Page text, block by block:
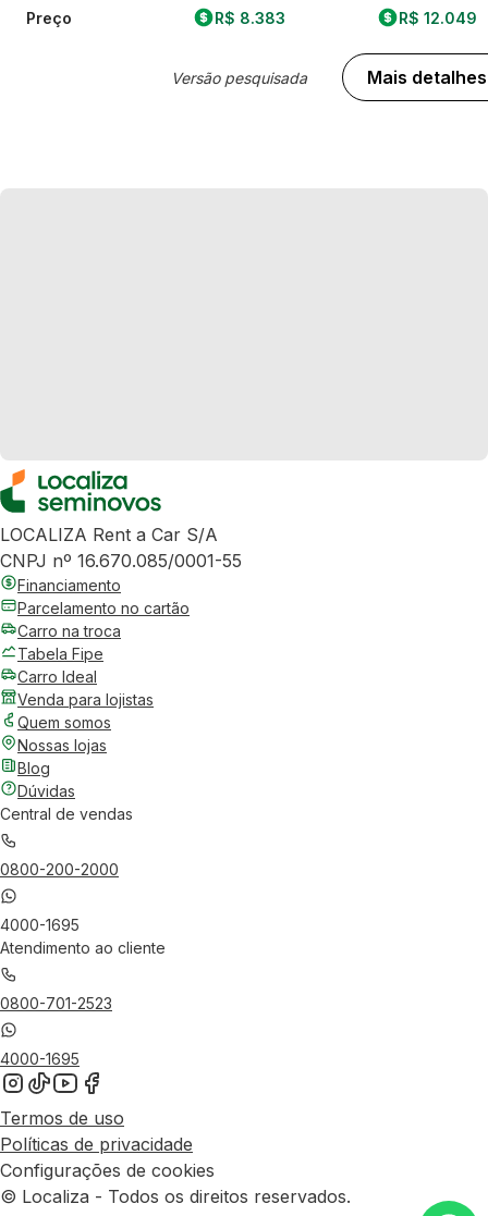
Preço R$ 8.383
Versão pesquisada
R$ 12.049
Mais detalhes
LOCALIZA Rent a Car S/A
CNPJ nº 16.670.085/0001-55
Financiamento
Parcelamento no cartão
Carro na troca
Tabela Fipe
Carro Ideal
Venda para lojistas
Quem somos
Nossas lojas
Blog
Dúvidas
Central de vendas
0800-200-2000
4000-1695
Atendimento ao cliente
0800-701-2523
4000-1695
Termos de uso
Políticas de privacidade
Configurações de cookies
© Localiza - Todos os direitos reservados.